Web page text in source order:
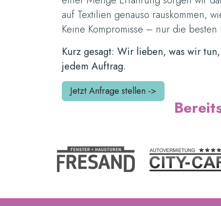
auf Textilien genauso rauskommen,
Keine Kompromisse – nur die besten
Kurz gesagt: Wir lieben, was wir
jedem Auftrag.
Jetzt Anfrage stellen ->